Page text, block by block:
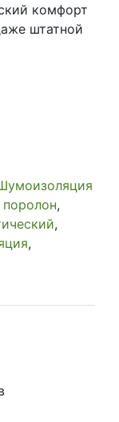
комфорт
штатной
поролон,
,
,